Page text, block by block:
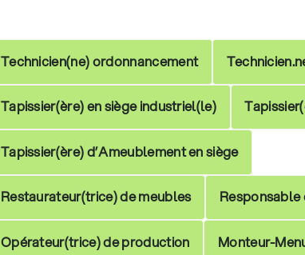
Technicien(ne) ordonnancement
Tapissier(ère) en siège industriel(le)
Tapissier(ère) d’Ameublement en siège
Restaurateur(trice) de meubles
Opérateur(trice) de production Monteur-